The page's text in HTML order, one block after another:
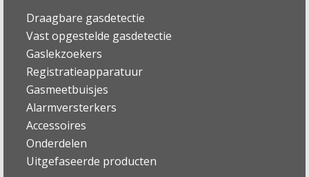
Draagbare gasdetectie
Vast opgestelde gasdetectie
Gaslekzoekers
Registratieapparatuur
Gasmeetbuisjes
Alarmversterkers
Accessoires
Onderdelen
Uitgefaseerde producten